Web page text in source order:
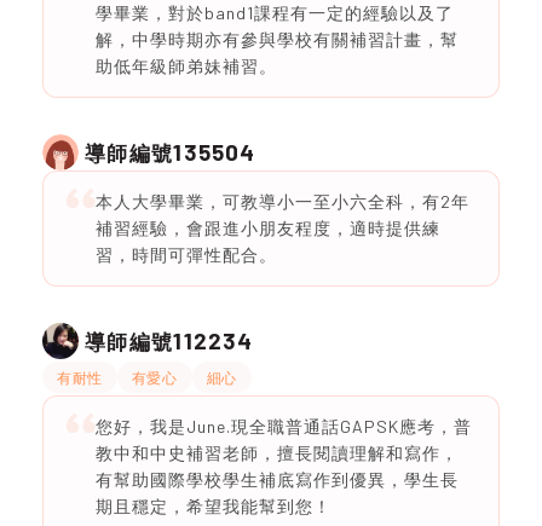
學畢業，對於band1課程有一定的經驗以及了
解，中學時期亦有參與學校有關補習計畫，幫
助低年級師弟妹補習。
導師編號135504
本人大學畢業，可教導小一至小六全科，有2年
補習經驗，會跟進小朋友程度，適時提供練
習，時間可彈性配合。
導師編號112234
有耐性 有愛心 細心
您好，我是June.現全職普通話GAPSK應考，普
教中和中史補習老師，擅長閱讀理解和寫作，
有幫助國際學校學生補底寫作到優異，學生長
期且穩定，希望我能幫到您！